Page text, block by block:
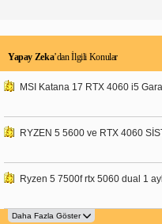
Yapay Zeka’dan İlgili Konular
MSI Katana 17 RTX 4060 i5
RYZEN 5 5600 ve RTX 4060
Ryzen 5 7500f rtx 5060 dual 1